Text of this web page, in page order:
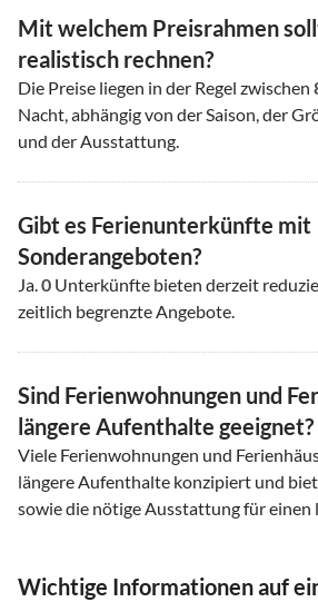
Mit welchem Preisrahmen
realistisch rechnen?
Die Preise liegen in der Regel zwischen
Nacht, abhängig von der Saison, der
und der Ausstattung.
Gibt es Ferienunterkünfte mit
Sonderangeboten?
Ja.0 Unterkünfte bieten derzeit
zeitlich begrenzte Angebote.
Sind Ferienwohnungen und
längere Aufenthalte geeignet?
Viele Ferienwohnungen und
längere Aufenthalte konzipiert und
sowie die nötige Ausstattung für einen
Wichtige Informationen auf